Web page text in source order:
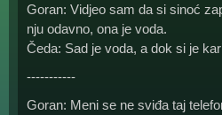
Goran: Vidjeo sam da si sinoć
nju odavno, ona je voda.
Čeda: Sad je voda, a dok si je
-----------
Goran: Meni se ne sviđa taj